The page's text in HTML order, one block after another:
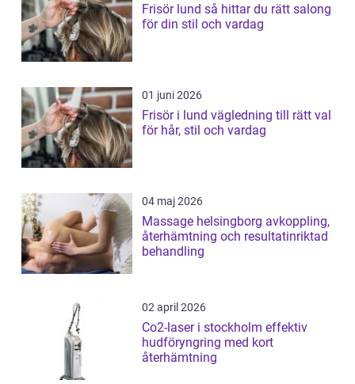
Frisör lund så hittar du rätt salong
för din stil och vardag
01 juni 2026
Frisör i lund vägledning till rätt val
för hår, stil och vardag
04 maj 2026
Massage helsingborg avkoppling,
återhämtning och resultatinriktad
behandling
02 april 2026
Co2-laser i stockholm effektiv
hudföryngring med kort
återhämtning